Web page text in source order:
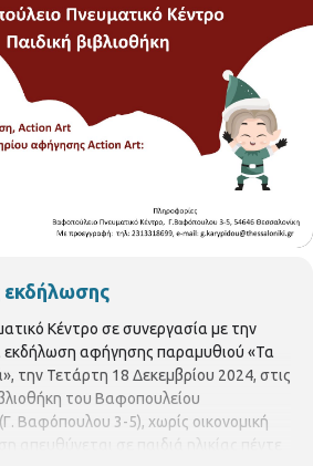
εκδήλωσης
Κέντρο σε συνεργασία με την
εκδήλωση αφήγησης παραμυθιού «Τα
την Τετάρτη 18 Δεκεμβρίου 2024, στις
του Βαφοπουλείου
Βαφόπουλου 3-5), χωρίς οικονομική
απευθύνεται σε παιδιά ηλικίας πέντε